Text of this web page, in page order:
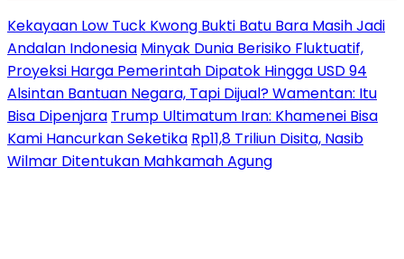
Kekayaan Low Tuck Kwong Bukti Batu Bara Masih Jadi
Andalan Indonesia Minyak Dunia Berisiko Fluktuatif,
Proyeksi Harga Pemerintah Dipatok Hingga USD 94
Alsintan Bantuan Negara, Tapi Dijual? Wamentan: Itu
Bisa Dipenjara Trump Ultimatum Iran: Khamenei Bisa
Kami Hancurkan Seketika Rp11,8 Triliun Disita, Nasib
Wilmar Ditentukan Mahkamah Agung